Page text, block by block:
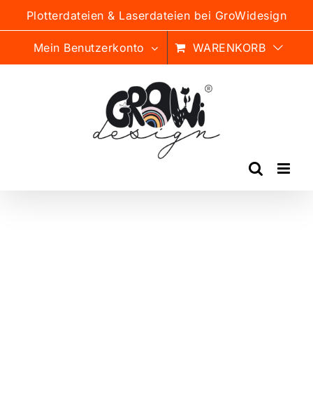
Inhalt
Plotterdateien & Laserdateien bei GroWidesign
Mein Benutzerkonto WARENKORB